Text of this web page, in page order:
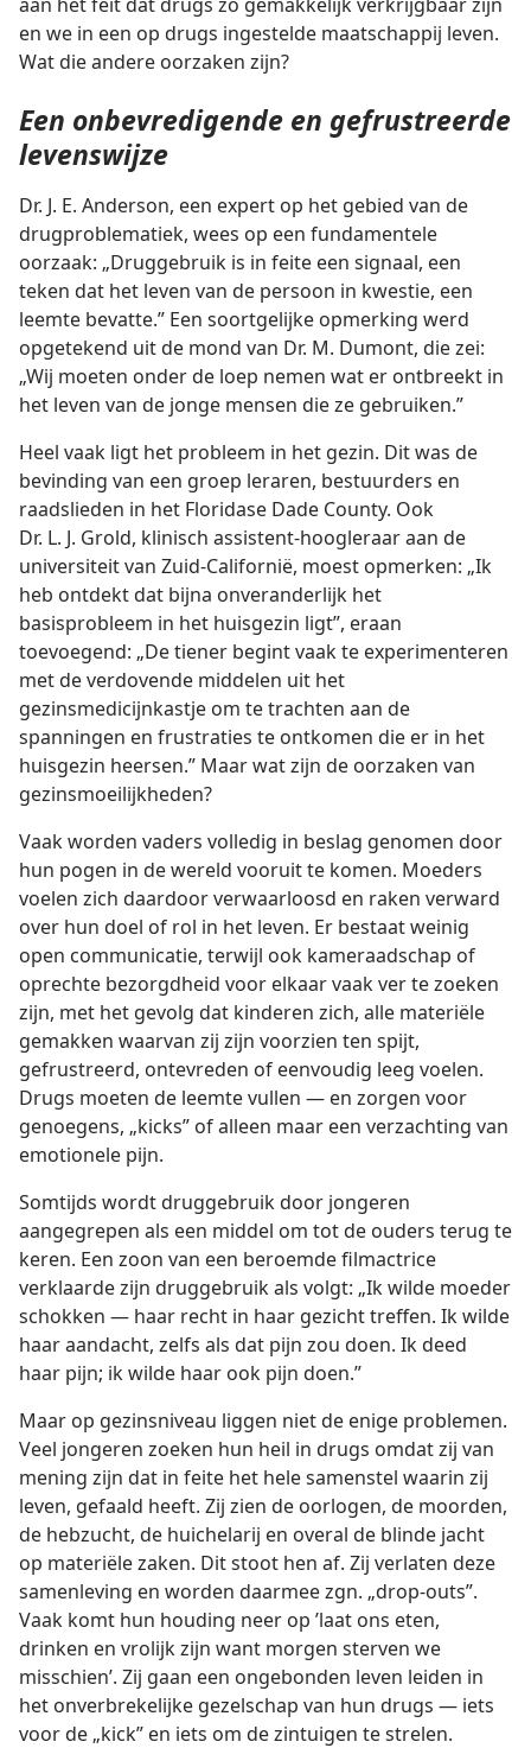
en we in een op drugs ingestelde maatschappij leven.
Wat die andere oorzaken zijn?
Een onbevredigende en gefrustreerde
levenswijze
Dr. J. E. Anderson, een expert op het gebied van de
drugproblematiek, wees op een fundamentele
oorzaak: „Druggebruik is in feite een signaal, een
teken dat het leven van de persoon in kwestie, een
leemte bevatte.” Een soortgelijke opmerking werd
opgetekend uit de mond van Dr. M. Dumont, die zei:
„Wij moeten onder de loep nemen wat er ontbreekt in
het leven van de jonge mensen die ze gebruiken.”
Heel vaak ligt het probleem in het gezin. Dit was de
bevinding van een groep leraren, bestuurders en
raadslieden in het Floridase Dade County. Ook
Dr. L. J. Grold, klinisch assistent-hoogleraar aan de
universiteit van Zuid-Californië, moest opmerken: „Ik
heb ontdekt dat bijna onveranderlijk het
basisprobleem in het huisgezin ligt”, eraan
toevoegend: „De tiener begint vaak te experimenteren
met de verdovende middelen uit het
gezinsmedicijnkastje om te trachten aan de
spanningen en frustraties te ontkomen die er in het
huisgezin heersen.” Maar wat zijn de oorzaken van
gezinsmoeilijkheden?
Vaak worden vaders volledig in beslag genomen door
hun pogen in de wereld vooruit te komen. Moeders
voelen zich daardoor verwaarloosd en raken verward
over hun doel of rol in het leven. Er bestaat weinig
open communicatie, terwijl ook kameraadschap of
oprechte bezorgdheid voor elkaar vaak ver te zoeken
zijn, met het gevolg dat kinderen zich, alle materiële
gemakken waarvan zij zijn voorzien ten spijt,
gefrustreerd, ontevreden of eenvoudig leeg voelen.
Drugs moeten de leemte vullen — en zorgen voor
genoegens, „kicks” of alleen maar een verzachting van
emotionele pijn.
Somtijds wordt druggebruik door jongeren
aangegrepen als een middel om tot de ouders terug te
keren. Een zoon van een beroemde filmactrice
verklaarde zijn druggebruik als volgt: „Ik wilde moeder
schokken — haar recht in haar gezicht treffen. Ik wilde
haar aandacht, zelfs als dat pijn zou doen. Ik deed
haar pijn; ik wilde haar ook pijn doen.”
Maar op gezinsniveau liggen niet de enige problemen.
Veel jongeren zoeken hun heil in drugs omdat zij van
mening zijn dat in feite het hele samenstel waarin zij
leven, gefaald heeft. Zij zien de oorlogen, de moorden,
de hebzucht, de huichelarij en overal de blinde jacht
op materiële zaken. Dit stoot hen af. Zij verlaten deze
samenleving en worden daarmee zgn. „drop-outs”.
Vaak komt hun houding neer op ’laat ons eten,
drinken en vrolijk zijn want morgen sterven we
misschien’. Zij gaan een ongebonden leven leiden in
het onverbrekelijke gezelschap van hun drugs — iets
voor de „kick” en iets om de zintuigen te strelen.